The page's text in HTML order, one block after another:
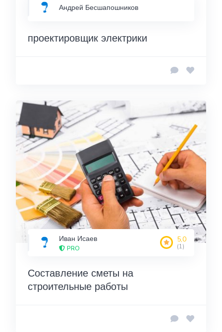
Андрей Бесшапошников
проектировщик электрики
Иван Исаев
PRO
5,0
(1)
Составление сметы на
строительные работы